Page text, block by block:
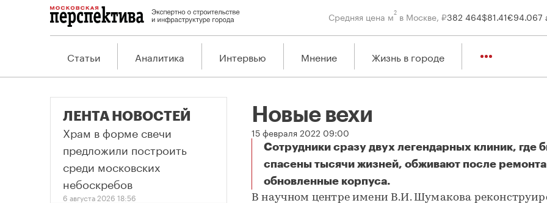
Средняя цена м2 в Москве, ₽382 464$81.41€94.067
Статьи Аналитика Интервью Мнение Жизнь в городе
Новые вехи
15 февраля 2022 09:00
Сотрудники сразу двух легендарных клиник, где
спасены тысячи жизней, обживают после ремонта
обновленные корпуса.
Новые вехи
В научном центре имени В.И. Шумакова
ЛЕНТА НОВОСТЕЙ
Храм в форме свечи
предложили построить
среди московских
небоскребов
6 августа 2026 18:56